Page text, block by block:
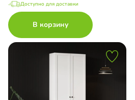
Доступно для доставки
В корзину